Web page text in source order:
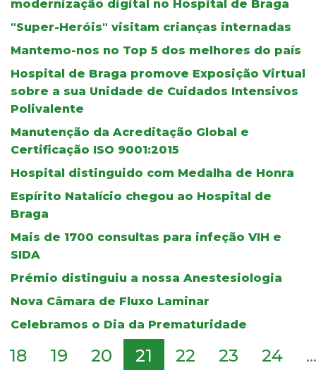
modernização digital no Hospital de Braga
"Super-Heróis" visitam crianças internadas
Mantemo-nos no Top 5 dos melhores do país
Hospital de Braga promove Exposição Virtual
sobre a sua Unidade de Cuidados Intensivos
Polivalente
Manutenção da Acreditação Global e
Certificação ISO 9001:2015
Hospital distinguido com Medalha de Honra
Espírito Natalício chegou ao Hospital de
Braga
Mais de 1700 consultas para infeção VIH e
SIDA
Prémio distinguiu a nossa Anestesiologia
Nova Câmara de Fluxo Laminar
Celebramos o Dia da Prematuridade
18 19 20 21 22 23 24 ...